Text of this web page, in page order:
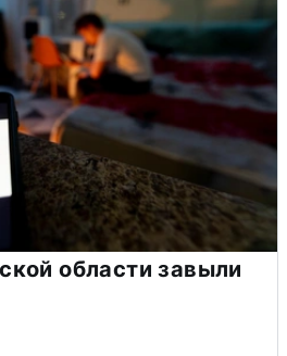
области завыли